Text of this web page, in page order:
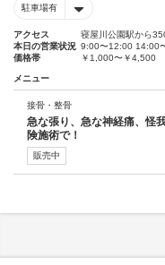
駐車場有
アクセス
寝屋川公園駅から
本日の営業状況 9:00〜12:00 14:00
価格帯
￥1,000〜￥4,500
メニュー
接骨・整骨
急な張り、急な神経痛、怪
険施術で！
販売中